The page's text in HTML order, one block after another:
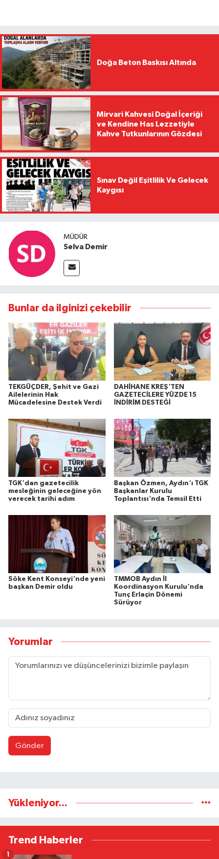
Doğa Beton Baskısı Altında
Mirvari Kahvesi Doğal İçeriği
ve Kendine Has Lezzetiyle
Kahve Tutkunlarının Gözdesi
Sınav Değil Eşitlilik Ve Gelecek
Kaygısı
MÜDÜR
Selva Demir
Bunlar da ilginizi çekebilir
TEKGÜÇDER, Şehit ve Gazi
Ailelerinin Hak
Mücadelesine Destek Verdi
DAHİHANE KREŞ'TEN
GAZETECİLERE YÜZDE 15
İNDİRİM DESTEĞİ
TGK'dan gazetecilik
mesleğinin geleceğine yön
verecek tarihi adım
Başkan Özmen, Aydın'ı TGK
Başkanlar Kurulu
Toplantısı'nda Temsil Etti
Söke Kent Konseyi'nde yeni
başkan Demir oldu
TMMOB Aydın İl
Koordinasyon Kurulu'nda
Tunç Erlaçin Dönemi
Sürüyor
Yorumlar
Gönder
Yükleniyor...
Trend Haberler
1